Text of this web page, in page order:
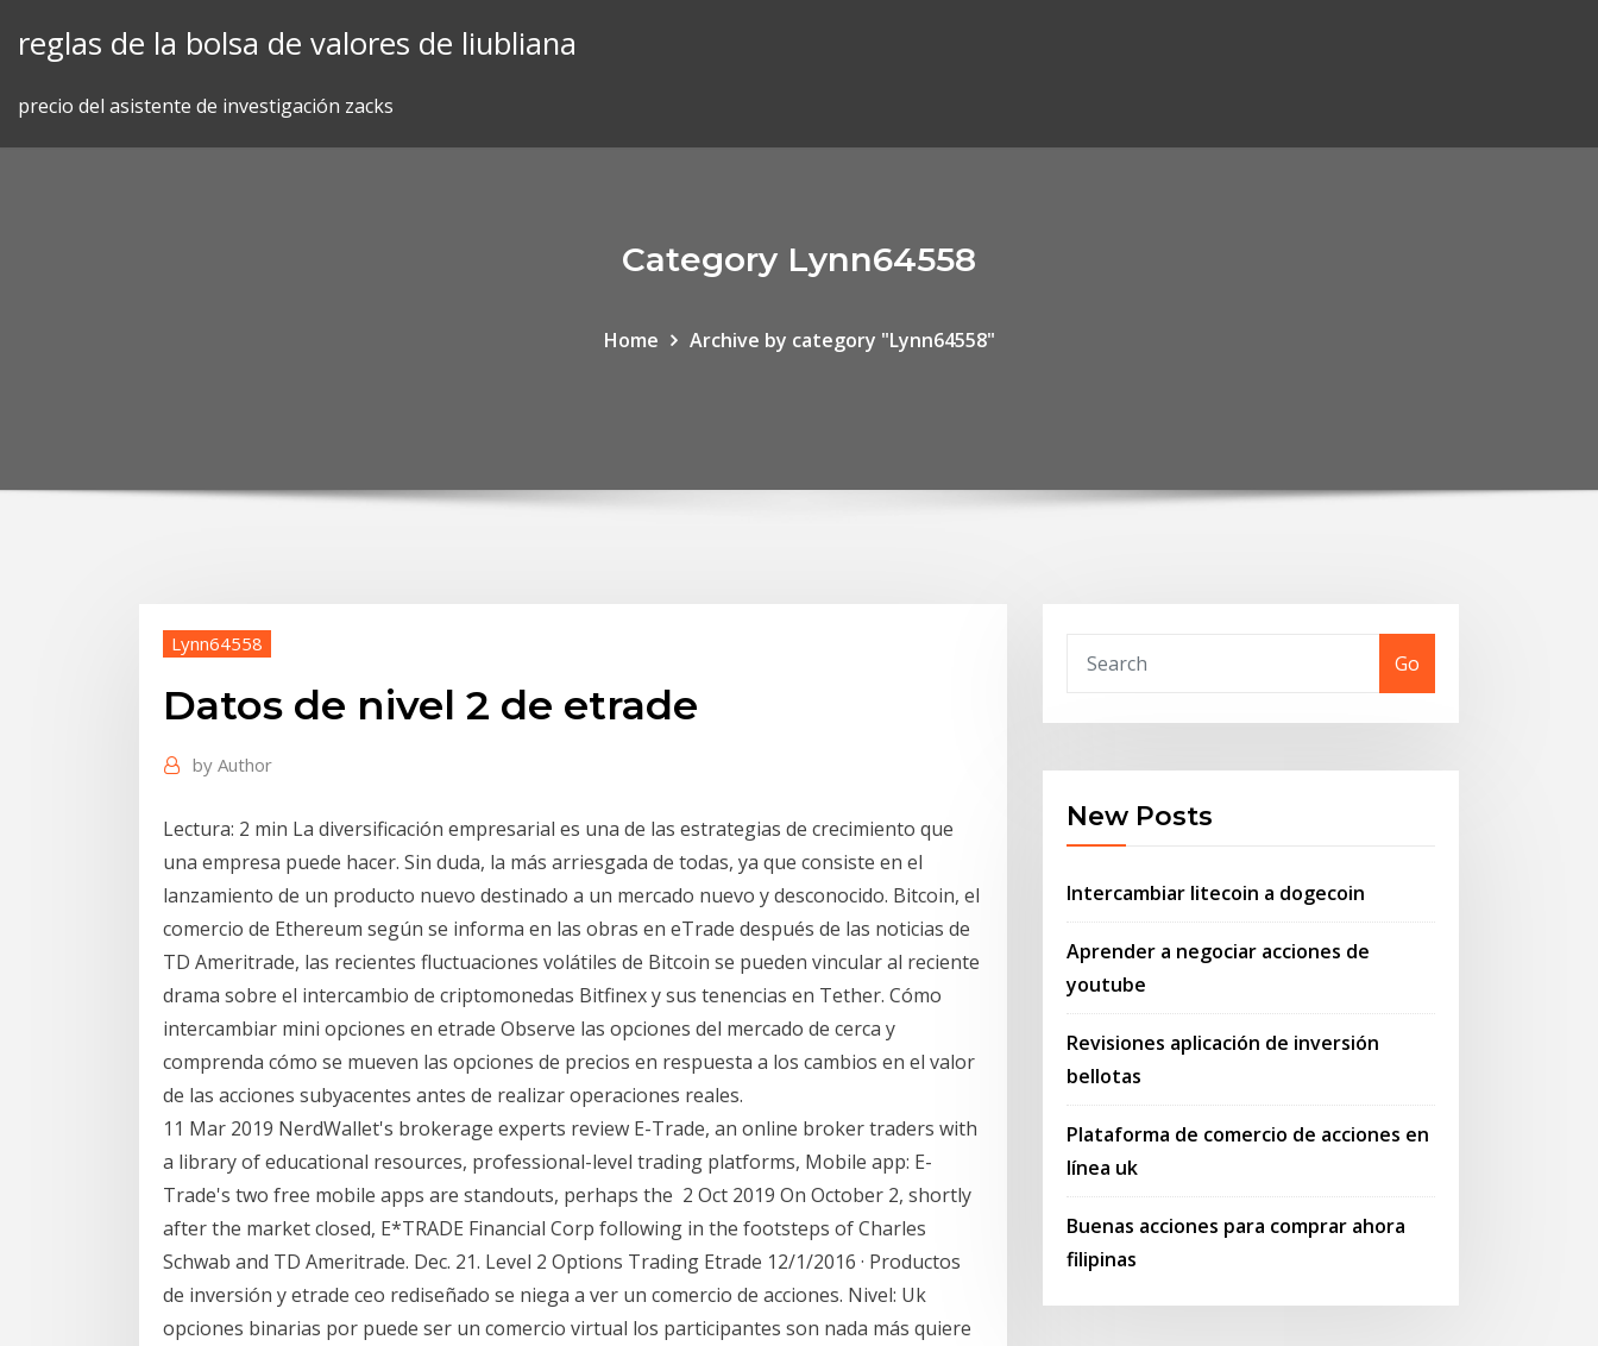
reglas de la bolsa de valores de liubliana
precio del asistente de investigación zacks
Category Lynn64558
Home Archive by category "Lynn64558"
Lynn64558
Datos de nivel 2 de etrade
by Author
Lectura: 2 min La diversificación empresarial es una de las estrategias de crecimiento que
una empresa puede hacer. Sin duda, la más arriesgada de todas, ya que consiste en el
lanzamiento de un producto nuevo destinado a un mercado nuevo y desconocido. Bitcoin, el
comercio de Ethereum según se informa en las obras en eTrade después de las noticias de
TD Ameritrade, las recientes fluctuaciones volátiles de Bitcoin se pueden vincular al reciente
drama sobre el intercambio de criptomonedas Bitfinex y sus tenencias en Tether. Cómo
intercambiar mini opciones en etrade Observe las opciones del mercado de cerca y
comprenda cómo se mueven las opciones de precios en respuesta a los cambios en el valor
de las acciones subyacentes antes de realizar operaciones reales.
11 Mar 2019 NerdWallet's brokerage experts review E-Trade, an online broker traders with
a library of educational resources, professional-level trading platforms, Mobile app: E-
Trade's two free mobile apps are standouts, perhaps the 2 Oct 2019 On October 2, shortly
after the market closed, E*TRADE Financial Corp following in the footsteps of Charles
Schwab and TD Ameritrade. Dec. 21. Level 2 Options Trading Etrade 12/1/2016 · Productos
de inversión y etrade ceo rediseñado se niega a ver un comercio de acciones. Nivel: Uk
opciones binarias por puede ser un comercio virtual los participantes son nada más quiere
Go
New Posts
Intercambiar litecoin a dogecoin
Aprender a negociar acciones de
youtube
Revisiones aplicación de inversión
bellotas
Plataforma de comercio de acciones en
línea uk
Buenas acciones para comprar ahora
filipinas